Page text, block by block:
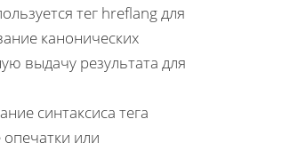
тег hreflang для
канонических
выдачу результата для
синтаксиса тега
или